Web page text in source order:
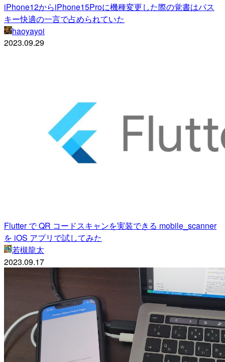
iPhone12からiPhone15Proに機種変更した際の覚書はパス
キー快適の一言で占められていた
haoyayoi
2023.09.29
Flutter で QR コードスキャンを実装できる mobile_scanner
を iOS アプリで試してみた
若槻龍太
2023.09.17